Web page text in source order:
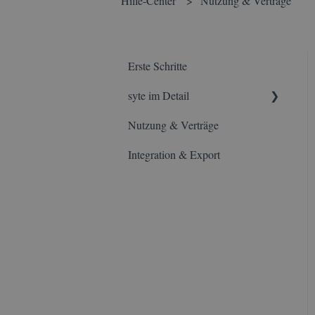
Erste Schritte
syte im Detail
Basisfunktionen
Kartendarstellung
Nutzung & Verträge
Integration & Export